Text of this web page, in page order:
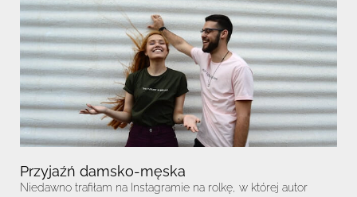
Przyjaźń damsko-męska
Niedawno trafiłam na Instagramie na rolkę, w której autor